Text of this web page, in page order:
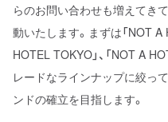
らのお問い合わせも増えてき
動いたします。まずは「NOT A
HOTEL TOKYO」、「NOT A
レードなラインナップに絞っ
ンドの確立を目指します。